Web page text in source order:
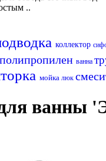
..
коллектор
полипропилен ванна
мойка люк
для